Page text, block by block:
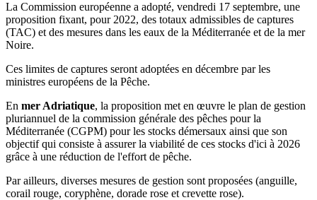
La Commission européenne a adopté, vendredi 17 septembre, une
proposition fixant, pour 2022, des totaux admissibles de captures
(TAC) et des mesures dans les eaux de la Méditerranée et de la mer
Noire.
Ces limites de captures seront adoptées en décembre par les
ministres européens de la Pêche.
En mer Adriatique, la proposition met en œuvre le plan de gestion
pluriannuel de la commission générale des pêches pour la
Méditerranée (CGPM) pour les stocks démersaux ainsi que son
objectif qui consiste à assurer la viabilité de ces stocks d'ici à 2026
grâce à une réduction de l'effort de pêche.
Par ailleurs, diverses mesures de gestion sont proposées (anguille,
corail rouge, coryphène, dorade rose et crevette rose).